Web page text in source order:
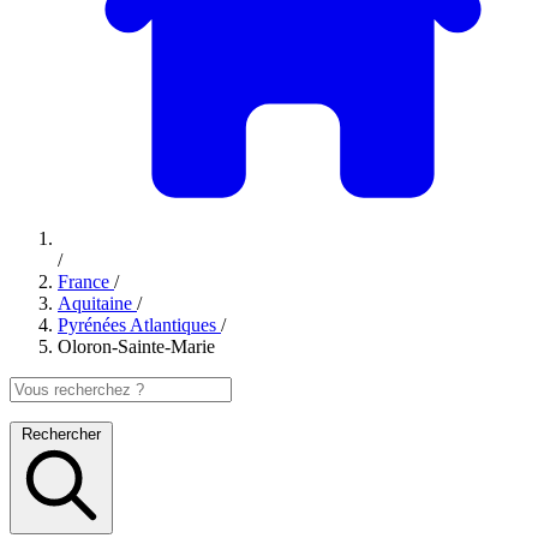
/
France /
Aquitaine /
Pyrénées Atlantiques /
Oloron-Sainte-Marie
Rechercher